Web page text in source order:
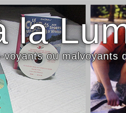
la
ou malvoyants